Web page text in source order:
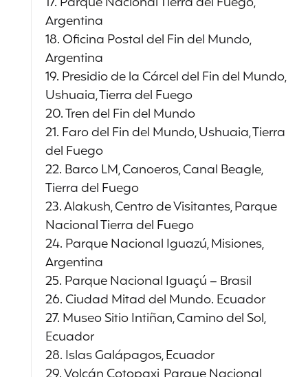
Argentina
18. Oficina Postal del Fin del Mundo,
Argentina
19. Presidio de la Cárcel del Fin del Mundo,
Ushuaia, Tierra del Fuego
20. Tren del Fin del Mundo
21. Faro del Fin del Mundo, Ushuaia, Tierra
del Fuego
22. Barco LM, Canoeros, Canal Beagle,
Tierra del Fuego
23. Alakush, Centro de Visitantes, Parque
Nacional Tierra del Fuego
24. Parque Nacional Iguazú, Misiones,
Argentina
25. Parque Nacional Iguaçú – Brasil
26. Ciudad Mitad del Mundo. Ecuador
27. Museo Sitio Intiñan, Camino del Sol,
Ecuador
28. Islas Galápagos, Ecuador